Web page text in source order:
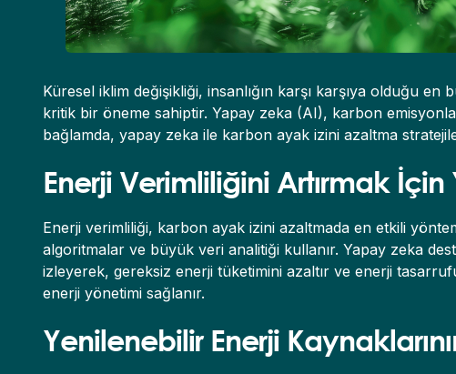
Küresel iklim değişikliği, insanlığın karşı karşıya olduğu
kritik bir öneme sahiptir. Yapay zeka (AI), karbon
bağlamda, yapay zeka ile karbon ayak izini azaltma
Enerji Verimliliğini Artırmak İçin
Enerji verimliliği, karbon ayak izini azaltmada en etkili
algoritmalar ve büyük veri analitiği kullanır. Yapay zeka
izleyerek, gereksiz enerji tüketimini azaltır ve enerji
enerji yönetimi sağlanır.
Yenilenebilir Enerji